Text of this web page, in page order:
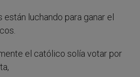
luchando para ganar el
el católico solía votar por